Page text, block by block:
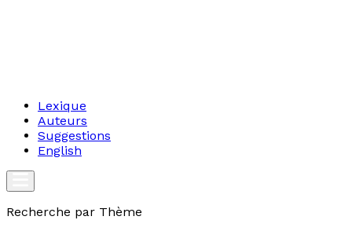
Lexique
Auteurs
Suggestions
English
Recherche par Thème